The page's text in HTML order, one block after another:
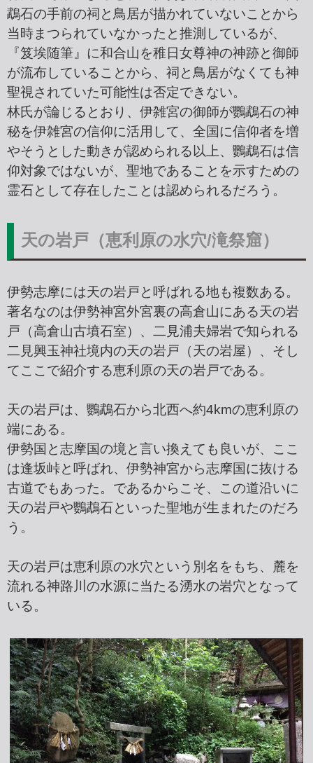
鵡石の手前の祠と鳥居が描かれていないことから
当時まつられていなかったと推測しているが、
『笈埃随筆』に和合山を稚日女尊神の神跡と御師
が流布していることから、祠と鳥居がなくても神
聖視されていた可能性は否定できない。
林氏が論じるとおり、伊雑宮の御師が鸚鵡石の神
秘を伊雑宮の信仰に活用して、全国に信仰者を増
やそうとした動きが認められる以上、鸚鵡石は信
仰対象ではないが、聖地であることを示すための
霊石として存在したことは認められるだろう。
天の岩戸（恵利原の水穴/滝祭窟）
伊勢志摩には天の岩戸と呼ばれる地も複数ある。
著名なのは伊勢神宮外宮裏の高倉山にある天の岩
戸（高倉山古墳石室）、二見浦夫婦岩で知られる
二見興玉神社境内の天の岩戸（天の岩屋）、そし
てここで紹介する恵利原の天の岩戸である。
天の岩戸は、鸚鵡石から北西へ約4kmの恵利原の
端にある。
伊勢国と志摩国の境と言い換えても良いが、ここ
は逢坂峠と呼ばれ、伊勢神宮から志摩国に抜ける
古道でもあった。であるからこそ、この道沿いに
天の岩戸や鸚鵡石といった聖地が生まれたのだろ
う。
天の岩戸は恵利原の水穴という別名をもち、麓を
流れる神路川の水源に当たる湧水の岩穴となって
いる。